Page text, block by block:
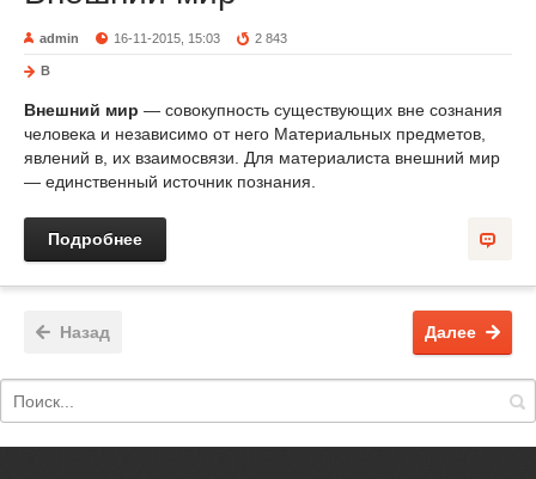
admin 16-11-2015, 15:03 2 843
В
Внешний мир — совокупность существующих вне сознания
человека и независимо от него Материальных предметов,
явлений в, их взаимосвязи. Для материалиста внешний мир
— единственный источник познания.
Подробнее
Далее
Назад